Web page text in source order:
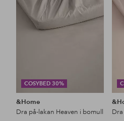
COSYBED 30%
favoriter
&Home
Dra på-lakan Heaven i bomull
Dra